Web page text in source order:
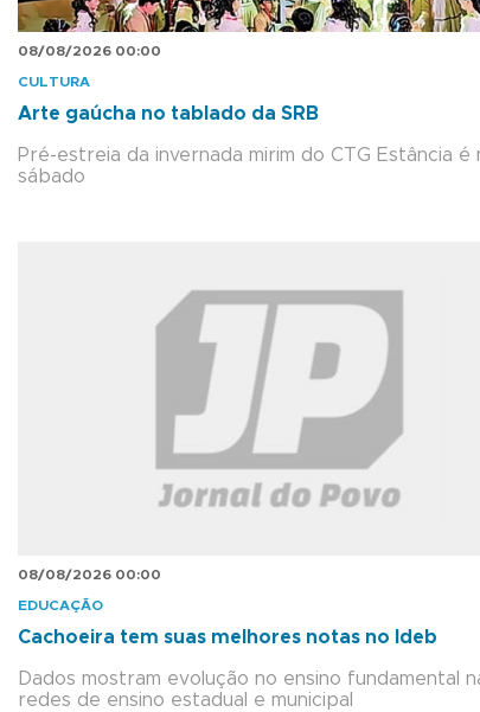
08/08/2026 00:00
CULTURA
Arte gaúcha no tablado da SRB
Pré-estreia da invernada mirim do CTG Estância é
sábado
08/08/2026 00:00
EDUCAÇÃO
Cachoeira tem suas melhores notas no Ideb
Dados mostram evolução no ensino fundamental
redes de ensino estadual e municipal